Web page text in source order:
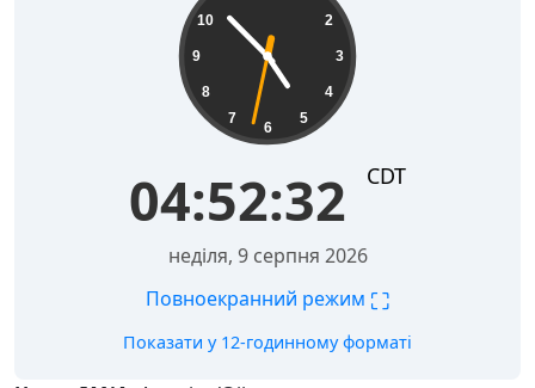
2
3
4
5
6
7
8
9
10
04:52:32 CDT
неділя, 9 серпня 2026
Повноекранний режим ⛶
Показати у 12-годинному форматі